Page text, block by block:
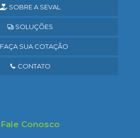
SOBRE A SEVAL
SOLUÇÕES
FAÇA SUA COTAÇÃO
CONTATO
Fale Conosco